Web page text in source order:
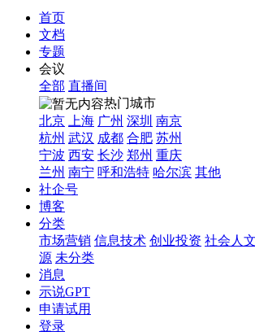
首页
文档
专题
会议
全部 直播间
热门城市
北京
上海 广州 深圳 南京
杭州 武汉 成都 合肥 苏州
宁波 西安 长沙 郑州 重庆
兰州 南宁 呼和浩特 哈尔滨 其他
社企号
博客
分类
市场营销 信息技术 创业投资 社会人文
源 未分类
消息
示说GPT
申请试用
登录